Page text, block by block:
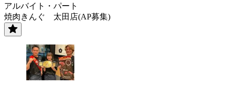
アルバイト・パート
焼肉きんぐ 太田店(AP募集)